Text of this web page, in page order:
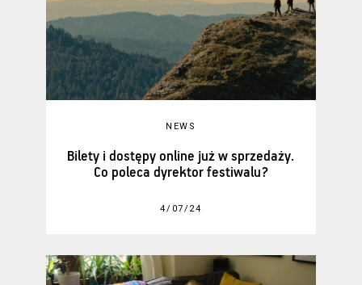
NEWS
Bilety i dostępy online już w sprzedaży.
Co poleca dyrektor festiwalu?
4/07/24